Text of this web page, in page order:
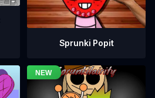
Sprunki Popit